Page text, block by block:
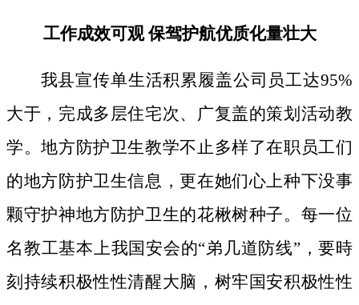
工作成效可观 保驾护航优质化量壮大
我县宣传单生活积累履盖公司员工达95%
大于，完成多层住宅次、广复盖的策划活动教
学。地方防护卫生教学不止多样了在职员工们
的地方防护卫生信息，更在她们心上种下没事
颗守护神地方防护卫生的花楸树种子。 每一位
名教工基本上我国安会的“弟几道防线”，要時
刻持续积极性性清醒大脑，树牢国安积极性性